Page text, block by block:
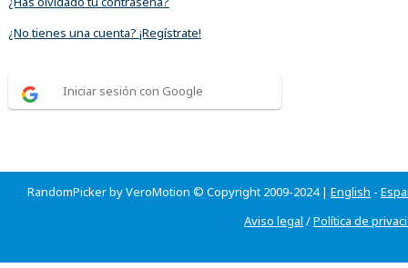
¿No tienes una cuenta? ¡Regístrate!
Iniciar sesión con Google
RandomPicker by VeroMotion © Copyright 2009-2024 | English -
Aviso legal /Política de